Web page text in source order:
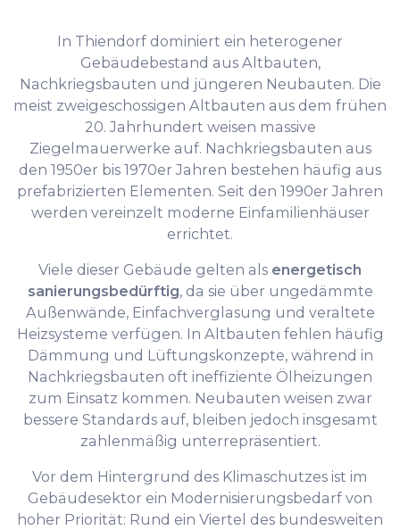
In Thiendorf dominiert ein heterogener
Gebäudebestand aus Altbauten,
Nachkriegsbauten und jüngeren Neubauten. Die
meist zweigeschossigen Altbauten aus dem frühen
20. Jahrhundert weisen massive
Ziegelmauerwerke auf. Nachkriegsbauten aus
den 1950er bis 1970er Jahren bestehen häufig aus
prefabrizierten Elementen. Seit den 1990er Jahren
werden vereinzelt moderne Einfamilienhäuser
errichtet.
Viele dieser Gebäude gelten als energetisch
sanierungsbedürftig, da sie über ungedämmte
Außenwände, Einfachverglasung und veraltete
Heizsysteme verfügen. In Altbauten fehlen häufig
Dämmung und Lüftungskonzepte, während in
Nachkriegsbauten oft ineffiziente Ölheizungen
zum Einsatz kommen. Neubauten weisen zwar
bessere Standards auf, bleiben jedoch insgesamt
zahlenmäßig unterrepräsentiert.
Vor dem Hintergrund des Klimaschutzes ist im
Gebäudesektor ein Modernisierungsbedarf von
hoher Priorität: Rund ein Viertel des bundesweiten